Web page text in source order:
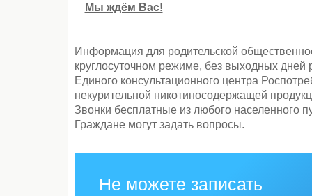
Мы ждём Вас!
Информация для родительской
круглосуточном режиме, без выходных дней
Единого консультационного центра
некурительной никотиносодержащей
Звонки бесплатные из любого населенного
Граждане могут задать вопросы.
Не можете записать